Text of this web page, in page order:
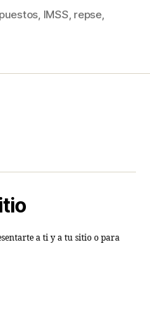
, IMSS, repse,
a ti y a tu sitio o para